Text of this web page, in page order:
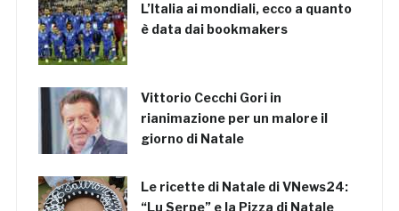
L’Italia ai mondiali, ecco a quanto
è data dai bookmakers
Vittorio Cecchi Gori in
rianimazione per un malore il
giorno di Natale
Le ricette di Natale di VNews24:
“Lu Serpe” e la Pizza di Natale